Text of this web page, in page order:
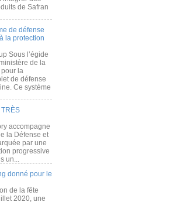
de Safran
de défense
la protection
Sous l’égide
de la
pour la
de défense
Ce système
accompagne
la Défense et
par une
progressive
un...
donné pour le
de la fête
2020, une